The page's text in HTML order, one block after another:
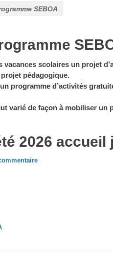
SEBOA
vacances scolaires un projet
pédagogique.
programme d’activités
varié de façon à mobiliser un
2026 accueil